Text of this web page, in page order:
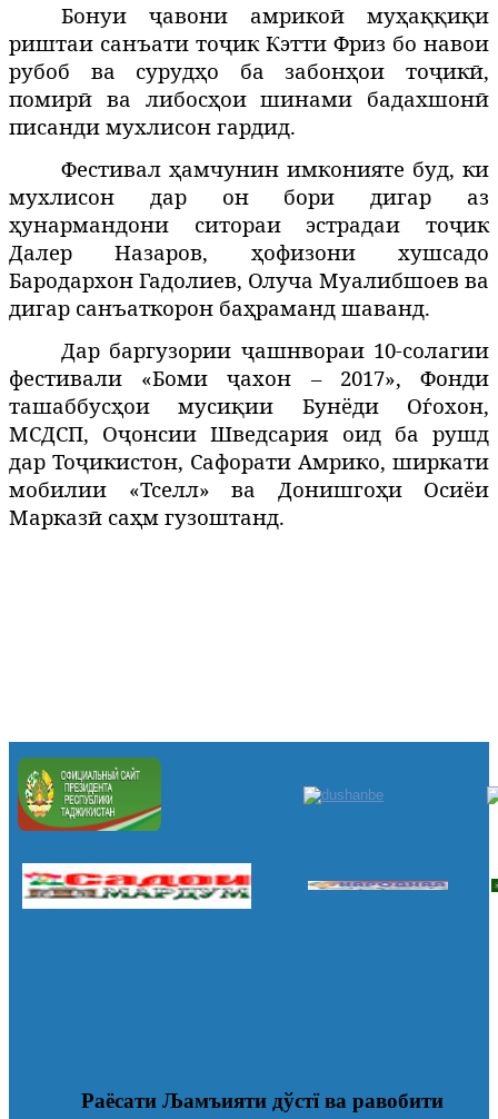
Бонуи ҷавони амрикоӣ муҳаққиқи
риштаи санъати тоҷик Кэтти Фриз бо навои
рубоб ва сурудҳо ба забонҳои тоҷикӣ,
помирӣ ва либосҳои шинами бадахшонӣ
писанди мухлисон гардид.
Фестивал ҳамчунин имконияте буд, ки
мухлисон дар он бори дигар аз
ҳунармандони ситораи эстрадаи тоҷик
Далер Назаров, ҳофизони хушсадо
Бародархон Гадолиев, Олуча Муалибшоев ва
дигар санъаткорон баҳраманд шаванд.
Дар баргузории ҷашнвораи 10-солагии
фестивали «Боми ҷахон – 2017», Фонди
ташаббусҳои мусиқии Бунёди Оѓохон,
МСДСП, Оҷонсии Шведсария оид ба рушд
дар Тоҷикистон, Сафорати Амрико, ширкати
мобилии «Тселл» ва Донишгоҳи Осиёи
Марказӣ саҳм гузоштанд.
Раёсати Љамъияти дўстї ва равобити